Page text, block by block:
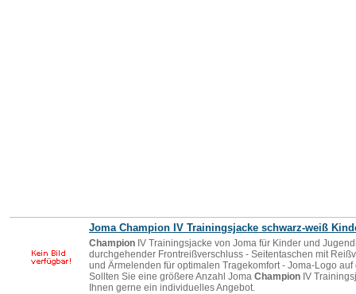
Joma Champion IV Trainingsjacke schwarz-weiß
Champion IV Trainingsjacke von Joma für Kinder und
durchgehender Frontreißverschluss - Seitentaschen mit
und Ärmelenden für optimalen Tragekomfort - Joma-Logo
Sollten Sie eine größere Anzahl Joma Champion IV
Ihnen gerne ein individuelles Angebot.